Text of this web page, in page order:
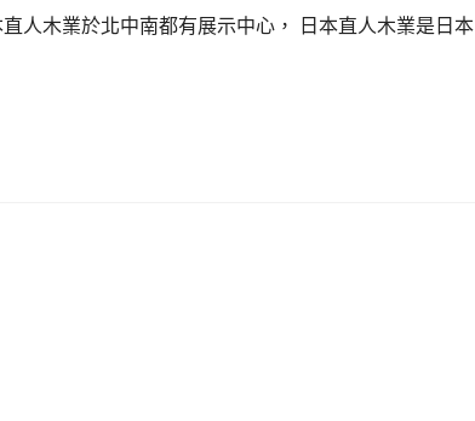
人木業於北中南都有展示中心， 日本直人木業是日本